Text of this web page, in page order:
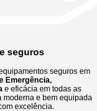
seguros
seguros em
Emergência,
e eficácia em todas as
moderna e bem equipada
excelência.